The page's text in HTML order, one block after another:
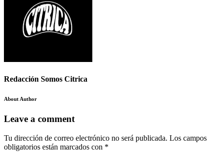
Redacción Somos Citrica
About Author
Leave a comment
Tu dirección de correo electrónico no será publicada. Los campos
obligatorios están marcados con *